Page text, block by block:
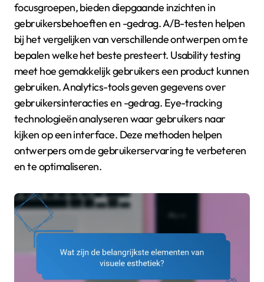
focusgroepen, bieden diepgaande inzichten in
gebruikersbehoeften en -gedrag. A/B-testen helpen
bij het vergelijken van verschillende ontwerpen om te
bepalen welke het beste presteert. Usability testing
meet hoe gemakkelijk gebruikers een product kunnen
gebruiken. Analytics-tools geven gegevens over
gebruikersinteracties en -gedrag. Eye-tracking
technologieën analyseren waar gebruikers naar
kijken op een interface. Deze methoden helpen
ontwerpers om de gebruikerservaring te verbeteren
en te optimaliseren.